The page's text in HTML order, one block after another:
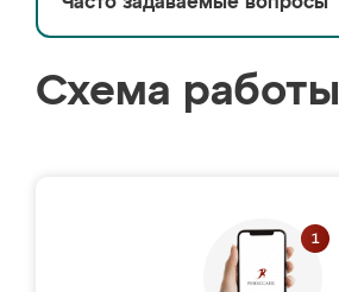
Схема работы